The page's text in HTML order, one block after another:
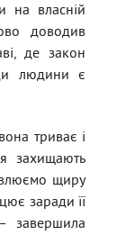
на власній
доводив
де закон
людини є
триває і
захищають
щиру
заради її
завершила